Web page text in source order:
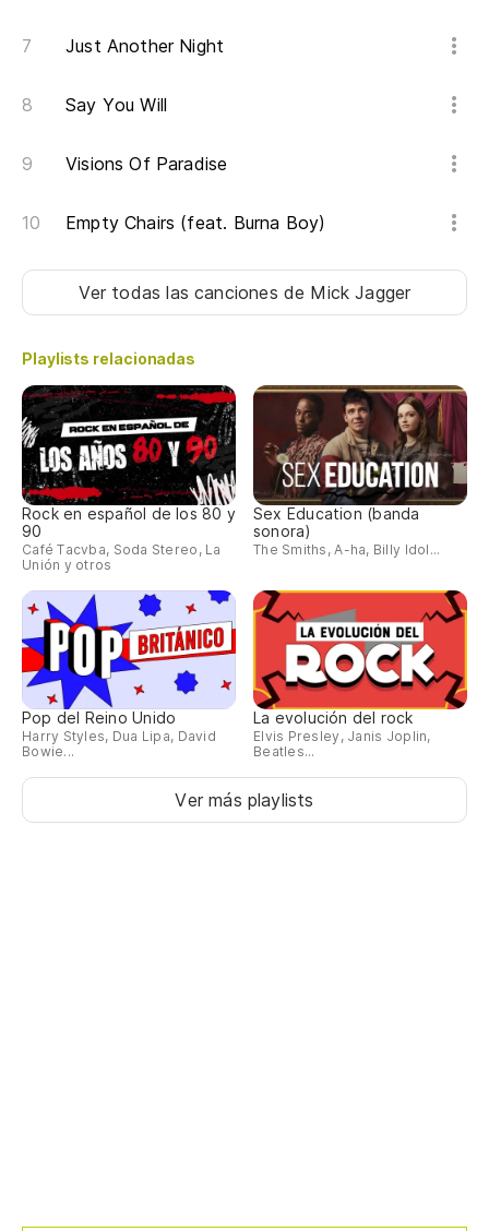
Just Another Night
Say You Will
Visions Of Paradise
Empty Chairs (feat. Burna Boy)
Ver todas las canciones de Mick Jagger
Playlists relacionadas
Rock en español de los 80 y
90
Café Tacvba, Soda Stereo, La
Unión y otros
Sex Education (banda
sonora)
The Smiths, A-ha, Billy Idol...
Pop del Reino Unido
Harry Styles, Dua Lipa, David
Bowie...
La evolución del rock
Elvis Presley, Janis Joplin,
Beatles...
Ver más playlists